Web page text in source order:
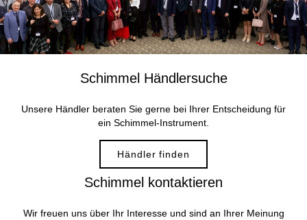
Schimmel Händlersuche
Unsere Händler beraten Sie gerne bei Ihrer Entscheidung für
ein Schimmel-Instrument.
Händler finden
Schimmel kontaktieren
Wir freuen uns über Ihr Interesse und sind an Ihrer Meinung